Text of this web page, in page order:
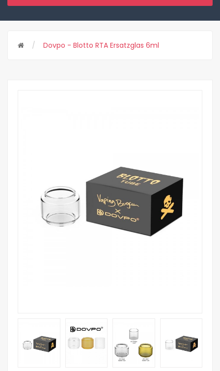
Dovpo - Blotto RTA Ersatzglas 6ml